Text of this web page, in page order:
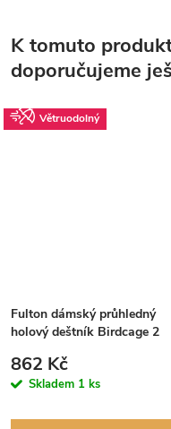
K tomuto
doporučujeme
Větruodolný
Fulton dámský průhledný
holový deštník Birdcage 2
862 Kč
Skladem 1 ks